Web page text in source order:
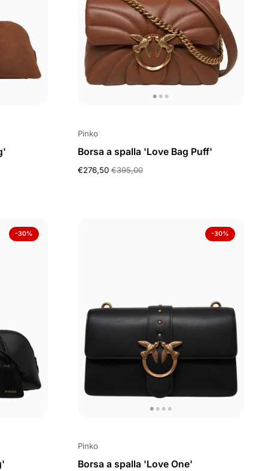
Pinko
Borsa a spalla 'Love Bag Puff'
€276,50 €395,00
-30%
Pinko
Borsa a spalla 'Love One'
-30%